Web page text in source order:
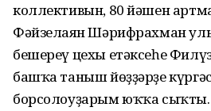
коллективын, 80 йәшен
Фәйзелғаян Шәрифрахман
бешереү цехы етәксеһе
башҡа таныш йөҙҙәрҙе
борсолоуҙарым юҡҡа